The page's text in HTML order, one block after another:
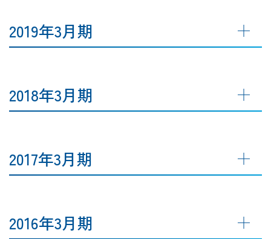
2019年3月期
2018年3月期
2017年3月期
2016年3月期